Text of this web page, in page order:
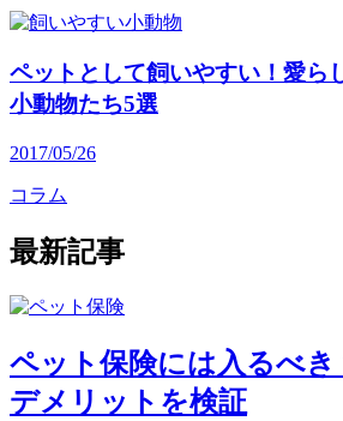
ペットとして飼いやすい！愛ら
小動物たち5選
2017/05/26
コラム
最新記事
ペット保険には入るべき
デメリットを検証